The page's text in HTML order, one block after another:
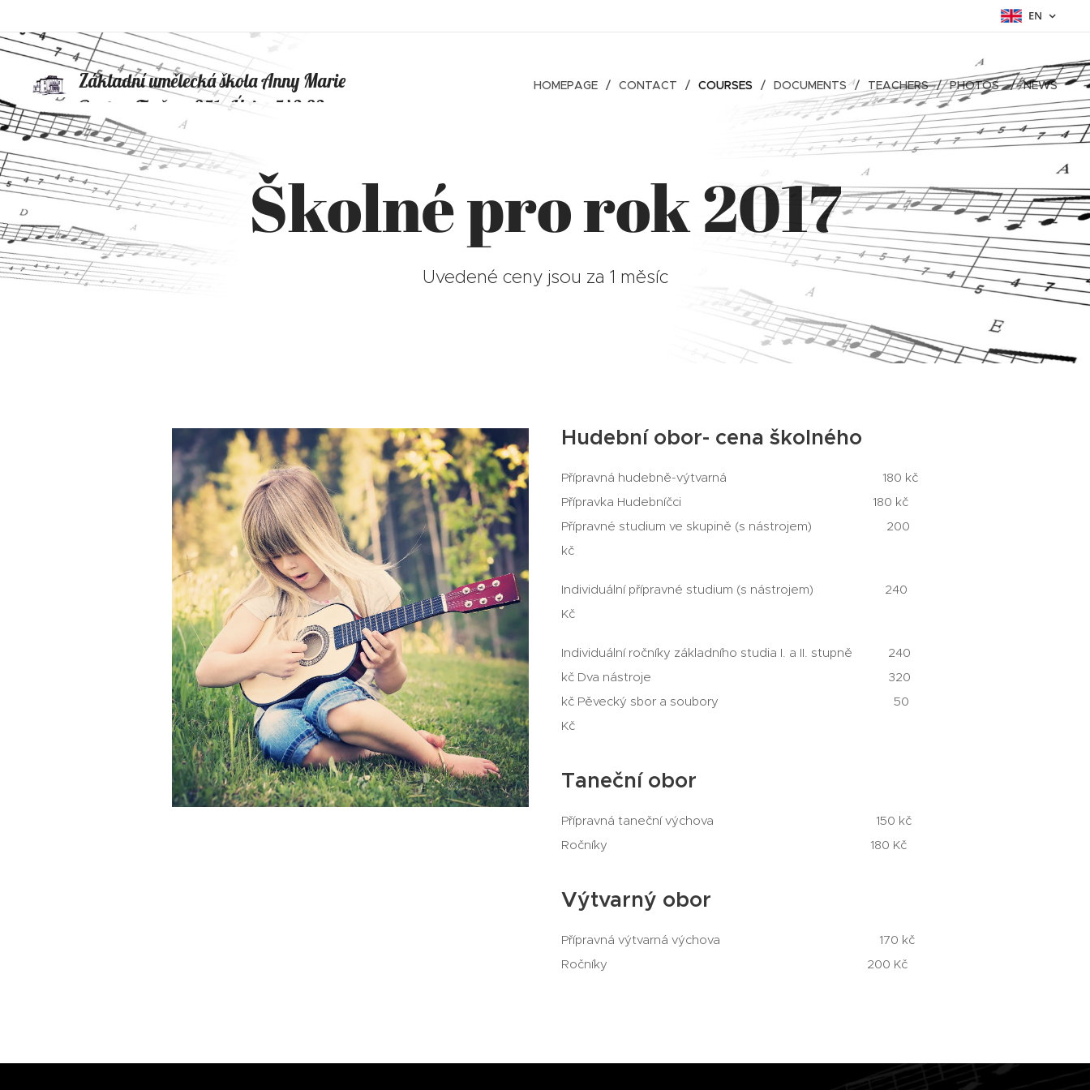
EN
Základní umělecká škola Anny Marie
Buxton, Tyršova 351, Úpice 542 32
HOMEPAGE CONTACT COURSES DOCUMENTS TEACHERS PHOTOS NEWS
Školné pro rok 2017
Uvedené ceny jsou za 1 měsíc
Hudební obor- cena školného
Přípravná hudebně-výtvarná 180 kč
Přípravka Hudebníčci 180 kč
Přípravné studium ve skupině (s nástrojem) 200
kč
Individuální přípravné studium (s nástrojem) 240
Kč
Individuální ročníky základního studia I. a II. stupně 240
kč Dva nástroje 320
kč Pěvecký sbor a soubory 50
Kč
Taneční obor
Přípravná taneční výchova 150 kč
Ročníky 180 Kč
Výtvarný obor
Přípravná výtvarná výchova 170 kč
Ročníky 200 Kč